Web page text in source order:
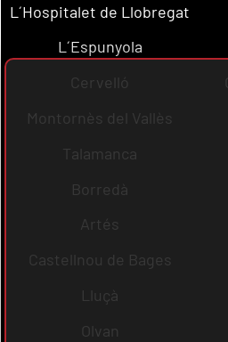
L´Hospitalet de Llobregat
L´Espunyola
Cervelló
Montornès del Vallès
Talamanca
Borredà
Artés
Castellnou de Bages
Lluçà
Olvan